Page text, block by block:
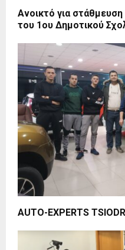
Ανοικτό για
του 1ου Δημοτικού
AUTO-EXPERTS